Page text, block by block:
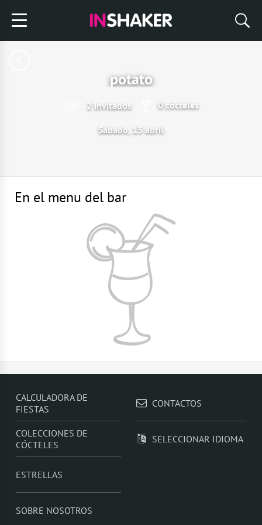
potato
2 invitados 0 cócteles
Sábado, 13 abril
En el menu del bar
CALCULADORA DE
FIESTAS
COLECCIONES DE
CÓCTELES
ESTRELLAS
SOBRE NOSOTROS
CONTACTOS
SELECCIONAR IDIOMA